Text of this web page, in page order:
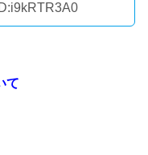
ID:i9kRTR3A0
て